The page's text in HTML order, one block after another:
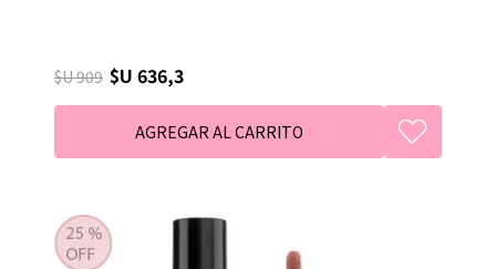
$U 909 $U 636,3